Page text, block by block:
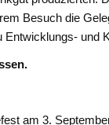
Besuch die
und
am 3.